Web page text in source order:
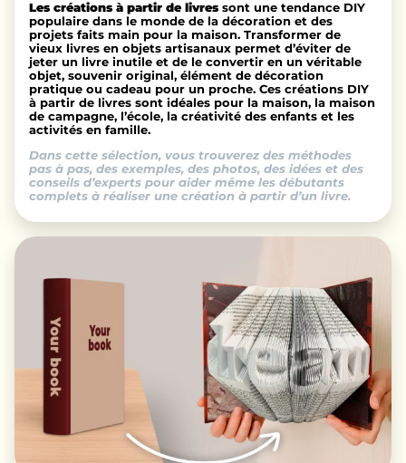
Les créations à partir de livres sont une tendance DIY
populaire dans le monde de la décoration et des
projets faits main pour la maison. Transformer de
vieux livres en objets artisanaux permet d’éviter de
jeter un livre inutile et de le convertir en un véritable
objet, souvenir original, élément de décoration
pratique ou cadeau pour un proche. Ces créations DIY
à partir de livres sont idéales pour la maison, la maison
de campagne, l’école, la créativité des enfants et les
activités en famille.
Dans cette sélection, vous trouverez des méthodes
pas à pas, des exemples, des photos, des idées et des
conseils d’experts pour aider même les débutants
complets à réaliser une création à partir d’un livre.